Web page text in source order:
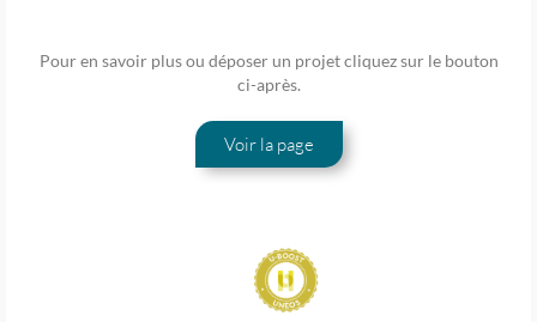
Pour en savoir plus ou déposer un projet cliquez sur le bouton
ci-après.
Voir la page